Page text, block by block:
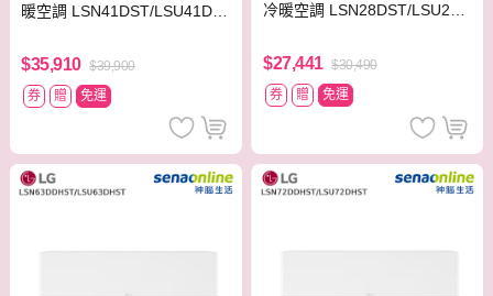
暖空調 LSN41DST/LSU41DS
$35,910 $39,900
券
贈 免運
冷暖空調 LSN28DST/LSU28D
$27,441 $30,490
券
贈 免運